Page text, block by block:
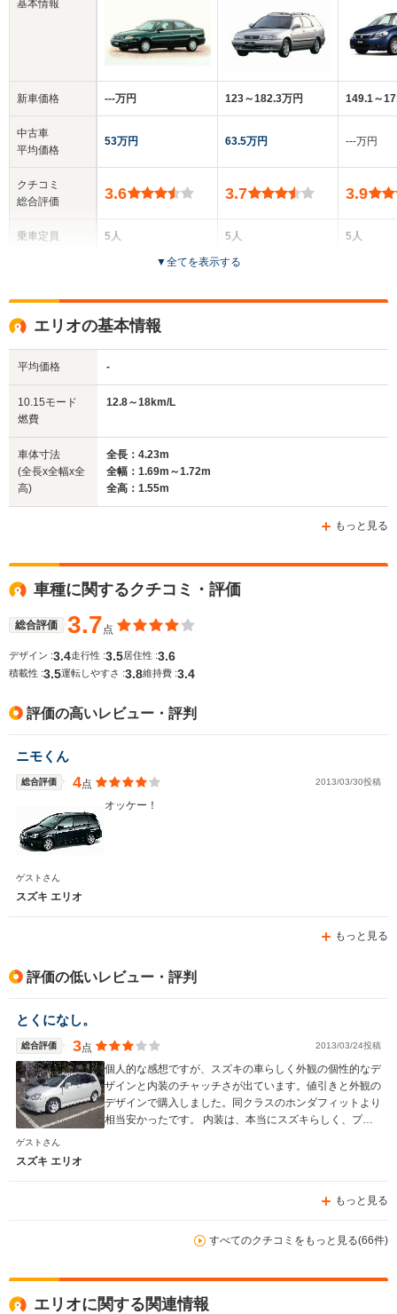
基本情報
新車価格
中古車
平均価格
クチコミ
総合評価
乗車定員
サイズ
(全長x全幅x全高)
WLTCモード
燃費
‐‐‐万円
53万円
3.6
5人
全高
1.39m
全幅
1.69m
123～182.3万円
63.5万円
3.7
5人
5ドア
149.1～
‐‐‐万円
3.9
5人
▼全てを表示する
エリオの基本情報
平均価格 -
10.15モード
燃費
12.8～18km/L
車体寸法
(全長x全幅x全
高)
全長：4.23m
全幅：1.69m～1.72m
全高：1.55m
もっと見る
車種に関するクチコミ・評価
総合評価 3.7点
デザイン :3.4走行性 :3.5 居住性 :3.6
積載性 :3.5運転しやすさ :3.8維持費 :3.4
評価の高いレビュー・評判
ニモくん
総合評価 4点 2013/03/30投稿
オッケー！
ゲストさん
スズキ エリオ
もっと見る
評価の低いレビュー・評判
とくになし。
総合評価 3点 2013/03/24投稿
個人的な感想ですが、スズキの車らしく外観の個性的なデ
ザインと内装のチャッチさが出ています。値引きと外観の
デザインで購入しました。同クラスのホンダフィットより
相当安かったです。 内装は、本当にスズキらしく、プラ
ゲストさん
スズキ エリオ
もっと見る
すべてのクチコミをもっと見る(66件)
エリオに関する関連情報